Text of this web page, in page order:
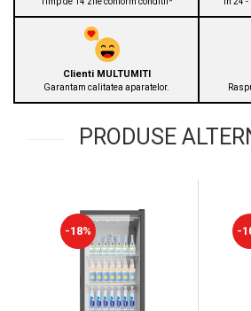
Clienti MULTUMITI
Garantam calitatea aparatelor.
PRODUSE
-18% -